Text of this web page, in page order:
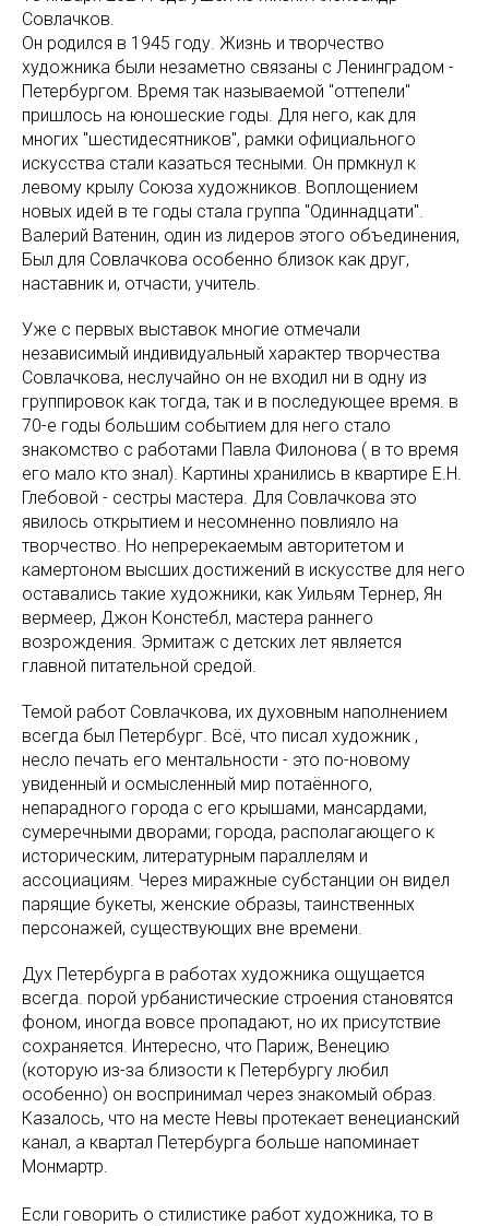
Совлачков.
Он родился в 1945 году. Жизнь и творчество
художника были незаметно связаны с Ленинградом -
Петербургом. Время так называемой "оттепели"
пришлось на юношеские годы. Для него, как для
многих "шестидесятников", рамки официального
искусства стали казаться тесными. Он прмкнул к
левому крылу Союза художников. Воплощением
новых идей в те годы стала группа "Одиннадцати".
Валерий Ватенин, один из лидеров этого объединения,
Был для Совлачкова особенно близок как друг,
наставник и, отчасти, учитель.
Уже с первых выставок многие отмечали
независимый индивидуальный характер творчества
Совлачкова, неслучайно он не входил ни в одну из
группировок как тогда, так и в последующее время. в
70-е годы большим событием для него стало
знакомство с работами Павла Филонова ( в то время
его мало кто знал). Картины хранились в квартире Е.Н.
Глебовой - сестры мастера. Для Совлачкова это
явилось открытием и несомненно повлияло на
творчество. Но непререкаемым авторитетом и
камертоном высших достижений в искусстве для него
оставались такие художники, как Уильям Тернер, Ян
вермеер, Джон Констебл, мастера раннего
возрождения. Эрмитаж с детских лет является
главной питательной средой.
Темой работ Совлачкова, их духовным наполнением
всегда был Петербург. Всё, что писал художник ,
несло печать его ментальности - это по-новому
увиденный и осмысленный мир потаённого,
непарадного города с его крышами, мансардами,
сумеречными дворами; города, располагающего к
историческим, литературным параллелям и
ассоциациям. Через миражные субстанции он видел
парящие букеты, женские образы, таинственных
персонажей, существующих вне времени.
Дух Петербурга в работах художника ощущается
всегда. порой урбанистические строения становятся
фоном, иногда вовсе пропадают, но их присутствие
сохраняется. Интересно, что Париж, Венецию
(которую из-за близости к Петербургу любил
особенно) он воспринимал через знакомый образ.
Казалось, что на месте Невы протекает венецианский
канал, а квартал Петербурга больше напоминает
Монмартр.
Если говорить о стилистике работ художника, то в